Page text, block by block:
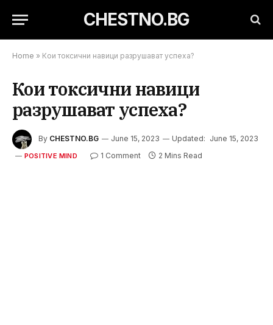
CHESTNO.BG
Home » Кои токсични навици разрушават успеха?
Кои токсични навици
разрушават успеха?
By CHESTNO.BG June 15, 2023 Updated: June 15, 2023
POSITIVE MIND 1 Comment 2 Mins Read